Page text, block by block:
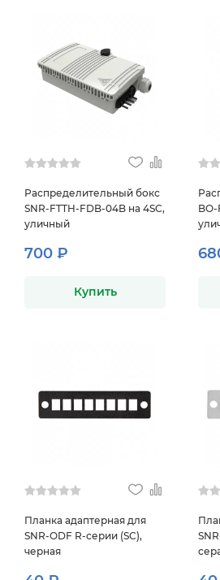
Распределительный бокс
SNR-FTTH-FDB-04B на 4SC,
уличный
700 ₽
Купить
BO-
Планка адаптерная для
SNR-ODF R-серии (SC),
черная